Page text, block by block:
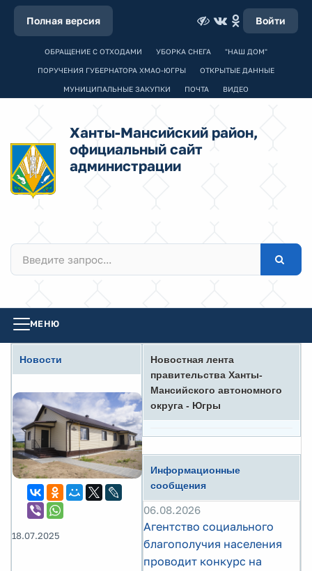
Полная версия Войти
ОБРАЩЕНИЕ С ОТХОДАМИ УБОРКА СНЕГА "НАШ ДОМ"
ПОРУЧЕНИЯ ГУБЕРНАТОРА ХМАО-ЮГРЫ ОТКРЫТЫЕ ДАННЫЕ
МУНИЦИПАЛЬНЫЕ ЗАКУПКИ ПОЧТА ВИДЕО
Ханты-Мансийский район,
официальный сайт
администрации
МЕНЮ
Новости
18.07.2025
Новостная лента
правительства Ханты-
Мансийского автономного
округа - Югры
Информационные
сообщения
06.08.2026
Агентство социального
благополучия населения
проводит конкурс на